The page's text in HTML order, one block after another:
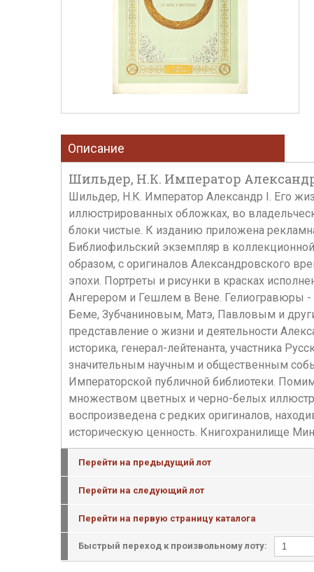
Описание
Шильдер, Н.К. Император Александр
Шильдер, Н.К. Император Александр I. Его
иллюстрированных обложках, во
блоки чистые. К изданию приложена
Библиофильский экземпляр в
образом, с оригиналов Александровского
эпохи. Портреты и рисунки в красках
Ангерером и Гешлем в Вене. Гелиогравюры
Беме, Зубчаниновым, Матэ, Павловым и
представление о жизни и деятельности
историка, генерал-лейтенанта, участника
значительным научным и общественным
Императорской публичной библиотеки.
множеством цветных и черно-белых
воспроизведена с редких оригиналов,
историческую ценность. Книгохранилище
Перейти на предыдущий лот
Перейти на следующий лот
Перейти на первую страницу каталога
Быстрый переход к произвольному лоту: